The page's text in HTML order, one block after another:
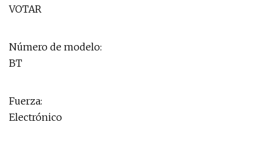
VOTAR
Número de modelo:
BT
Fuerza:
Electrónico